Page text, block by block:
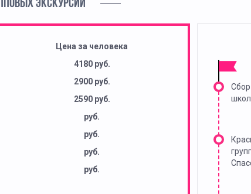
ЭКСКУРСИЙ
Цена за человека
4180 руб.
2900 руб.
2590 руб.
руб.
руб.
руб.
руб.
Сбор